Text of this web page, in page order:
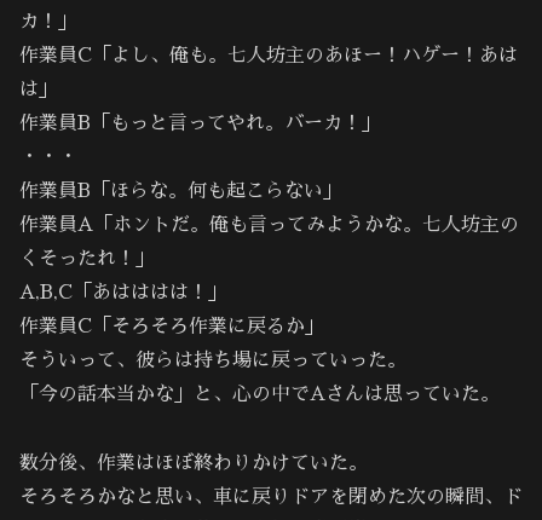
カ！」
作業員C「よし、俺も。七人坊主のあほー！ハゲー！あは
は」
作業員B「もっと言ってやれ。バーカ！」
・・・
作業員B「ほらな。何も起こらない」
作業員A「ホントだ。俺も言ってみようかな。七人坊主の
くそったれ！」
A,B,C「あはははは！」
作業員C「そろそろ作業に戻るか」
そういって、彼らは持ち場に戻っていった。
「今の話本当かな」と、心の中でAさんは思っていた。
数分後、作業はほぼ終わりかけていた。
そろそろかなと思い、車に戻りドアを閉めた次の瞬間、ド